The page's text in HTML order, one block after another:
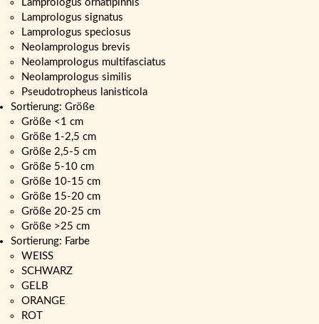
Lamprologus ornatipinnis
Lamprologus signatus
Lamprologus speciosus
Neolamprologus brevis
Neolamprologus multifasciatus
Neolamprologus similis
Pseudotropheus lanisticola
Sortierung: Größe
Größe <1 cm
Größe 1-2,5 cm
Größe 2,5-5 cm
Größe 5-10 cm
Größe 10-15 cm
Größe 15-20 cm
Größe 20-25 cm
Größe >25 cm
Sortierung: Farbe
WEISS
SCHWARZ
GELB
ORANGE
ROT